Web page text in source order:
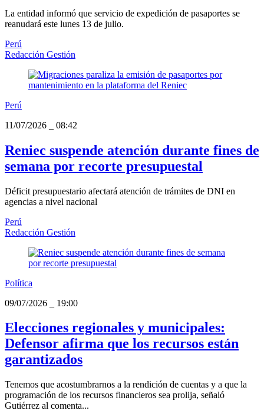
La entidad informó que servicio de expedición de pasaportes se
reanudará este lunes 13 de julio.
Perú
Redacción Gestión
Perú
11/07/2026
08:42
Reniec suspende atención durante fines de
semana por recorte presupuestal
Déficit presupuestario afectará atención de trámites de DNI en
agencias a nivel nacional
Perú
Redacción Gestión
Política
09/07/2026
19:00
Elecciones regionales y municipales:
Defensor afirma que los recursos están
garantizados
Tenemos que acostumbrarnos a la rendición de cuentas y a que la
programación de los recursos financieros sea prolija, señaló
Gutiérrez al comenta...